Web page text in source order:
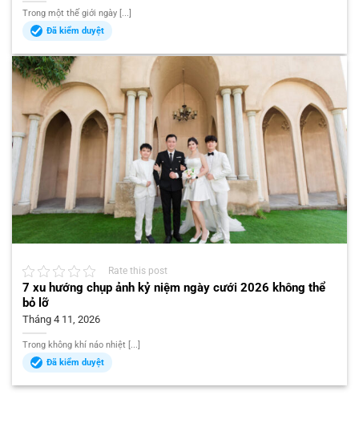
Trong một thế giới ngày [...]
Đã kiểm duyệt
Rate this post
7 xu hướng chụp ảnh kỷ niệm ngày cưới 2026 không thể
bỏ lỡ
Tháng 4 11, 2026
Trong không khí náo nhiệt [...]
Đã kiểm duyệt